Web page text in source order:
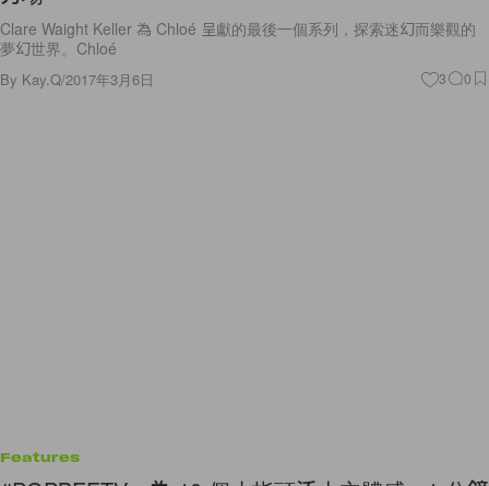
Clare Waight Keller 為 Chloé 呈獻的最後一個系列，探索迷幻而樂觀的
夢幻世界。Chloé
By Kay.Q/2017年3月6日 3 0
Features